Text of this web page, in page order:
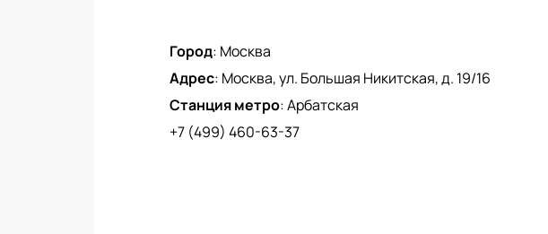
Город: Москва
Адрес: Москва, ул. Большая Никитская, д. 19/16
Станция метро:Арбатская
+7 (499) 460-63-37